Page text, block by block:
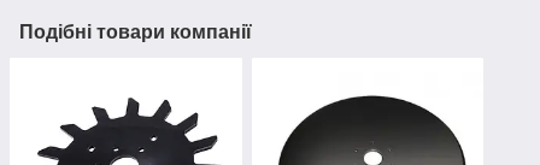
Подібні товари компанії